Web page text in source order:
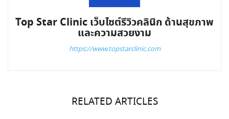
Top Star Clinic เว็บไซต์รีวิวคลินิก ด้านสุขภาพ
และความสวยงาม
https://www.topstarclinic.com
RELATED ARTICLES